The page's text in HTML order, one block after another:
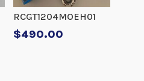
RCGT1204MOEH01
$490.00